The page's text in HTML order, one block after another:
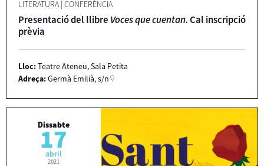
LITERATURA | CONFERÈNCIA
Presentació del llibre Voces que cuentan.Cal inscripció
prèvia
Lloc:Teatre Ateneu, Sala Petita
Adreça:Germà Emilià, s/n
Dissabte
17
abril
2021